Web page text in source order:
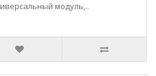
модуль,..